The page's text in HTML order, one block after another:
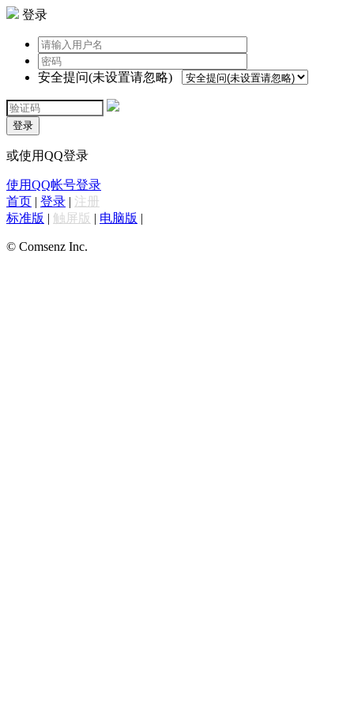
登录
安全提问(未设置请忽略)
登录
或使用QQ登录
使用QQ帐号登录
首页 | 登录 | 注册
标准版 | 触屏版 | 电脑版 |
© Comsenz Inc.